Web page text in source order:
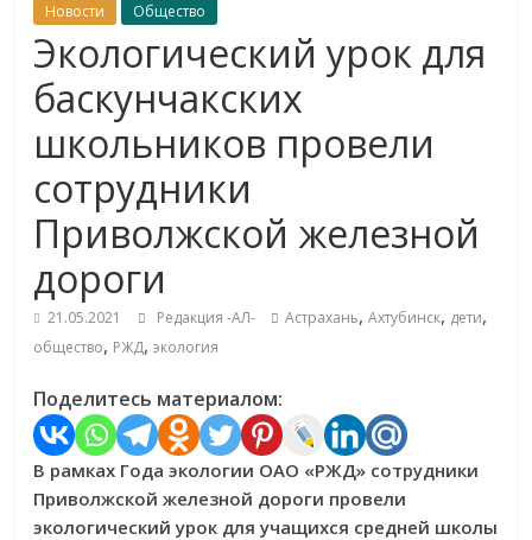
Новости Общество
Экологический урок для
баскунчакских
школьников провели
сотрудники
Приволжской железной
дороги
21.05.2021 Редакция -АЛ- Астрахань,Ахтубинск, дети,
общество, РЖД,экология
Поделитесь материалом:
В рамках Года экологии ОАО «РЖД» сотрудники
Приволжской железной дороги провели
экологический урок для учащихся средней школы